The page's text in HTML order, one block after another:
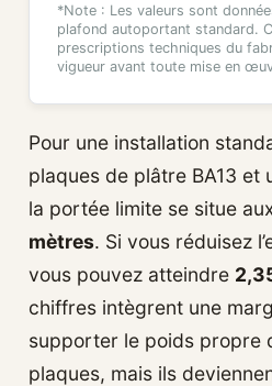
*Note : Les valeurs sont
plafond autoportant standard.
prescriptions techniques du
vigueur avant toute mise en
Pour une installation
plaques de plâtre BA13 et
la portée limite se situe
mètres. Si vous réduisez
vous pouvez atteindre
chiffres intègrent une
supporter le poids propre
plaques, mais ils